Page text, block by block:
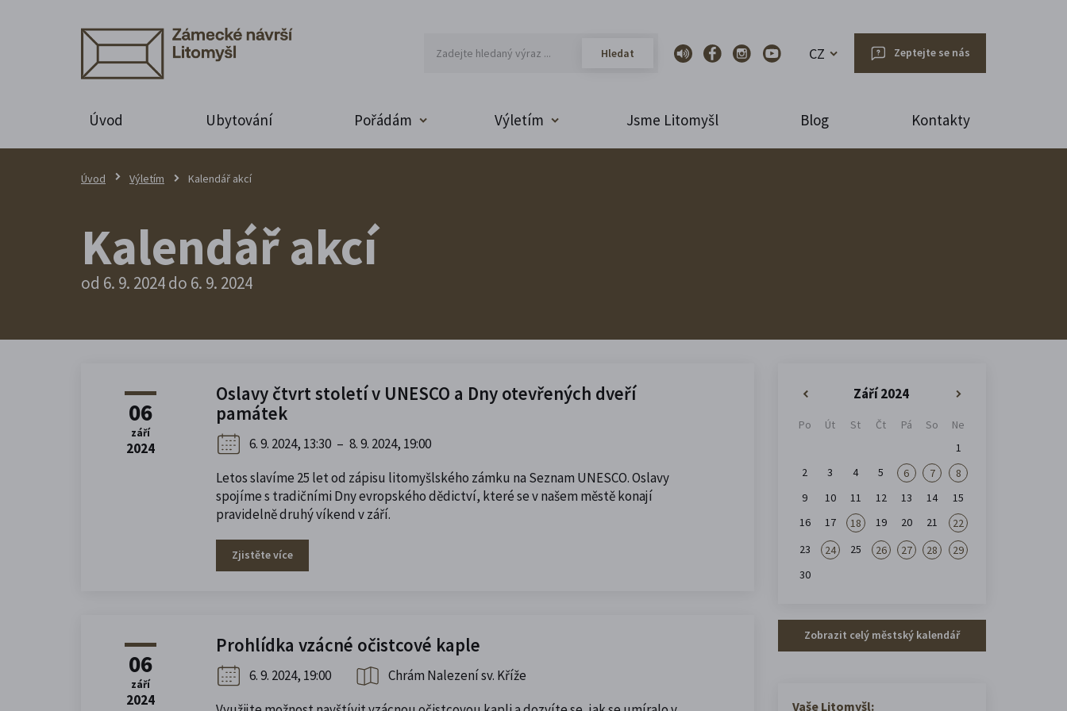
CZ Zeptejte se nás
Úvod Ubytování Pořádám Výletím Jsme Litomyšl Blog Kontakty
Úvod Výletím Kalendář akcí
Kalendář akcí
od 6. 9. 2024 do 6. 9. 2024
06
září
2024
Oslavy čtvrt století v UNESCO a Dny otevřených dveří
památek
6. 9. 2024, 13:30 – 8. 9. 2024, 19:00
Letos slavíme 25 let od zápisu litomyšlského zámku na Seznam UNESCO. Oslavy
spojíme s tradičními Dny evropského dědictví, které se v našem městě konají
pravidelně druhý víkend v září.
Zjistěte více
06
září
2024
Prohlídka vzácné očistcové kaple
6. 9. 2024, 19:00
Chrám Nalezení sv. Kříže
Září 2024
Po Út St Čt Pá So
Ne
1
2
3 4 5 6 7
8
9
10 11 12 13 14
15
16
17 18 19 20 21
22
23
24 25 26 27 28
29
30
Zobrazit celý městský kalendář
Vaše Litomyšl: